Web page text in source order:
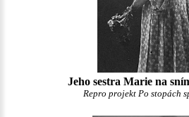
Jeho sestra Marie na
Repro projekt Po stopách